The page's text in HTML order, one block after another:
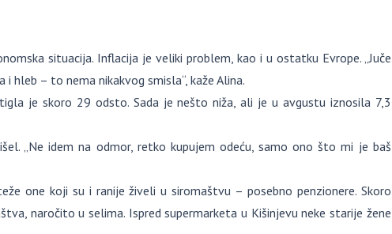
situacija. Inflacija je veliki problem, kao i u ostatku Evrope. „Juče
hleb – to nema nikakvog smisla“, kaže Alina.
je skoro 29 odsto. Sada je nešto niža, ali je u avgustu iznosila 7,3
„Ne idem na odmor, retko kupujem odeću, samo ono što mi je baš
one koji su i ranije živeli u siromaštvu – posebno penzionere. Skoro
naročito u selima. Ispred supermarketa u Kišinjevu neke starije žene